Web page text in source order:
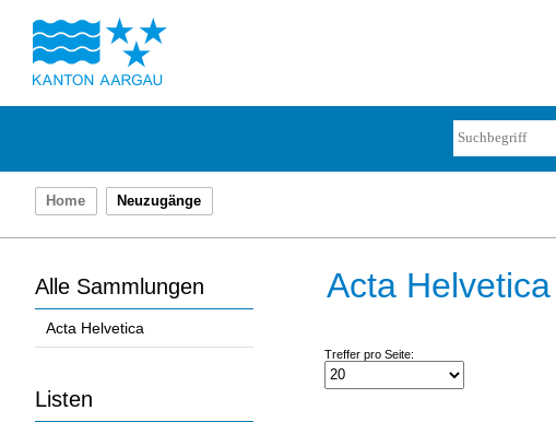
Home Neuzugänge
Alle Sammlungen
Acta Helvetica
Listen
Acta Helvetica
Treffer pro Seite: